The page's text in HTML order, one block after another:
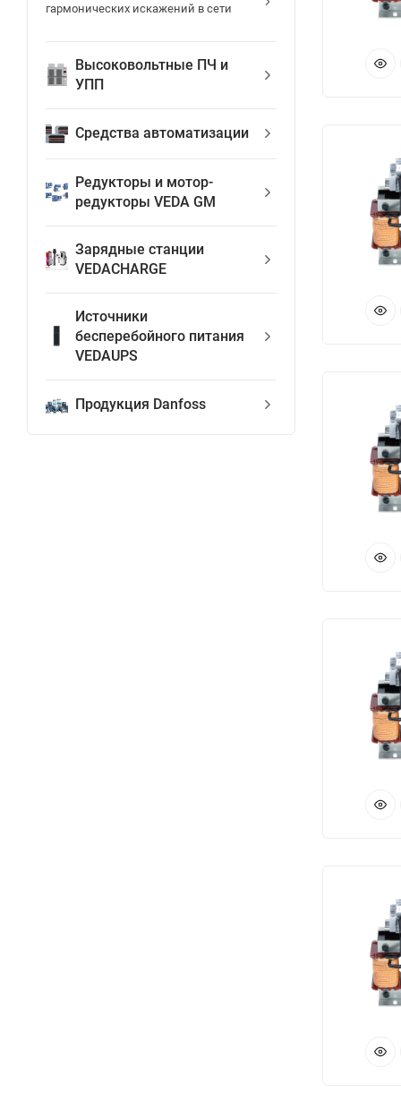
гармонических искажений в сети
Высоковольтные ПЧ и
УПП
Средства автоматизации
Редукторы и мотор-
редукторы VEDA GM
Зарядные станции
VEDACHARGE
Источники
бесперебойного питания
VEDAUPS
Продукция Danfoss